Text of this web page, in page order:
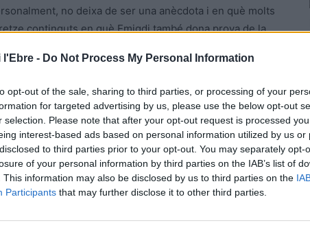
l'Ebre - Do Not Process My Personal Information
opt-out of the sale, sharing to third parties, or processing of your
for targeted advertising by us, please use the below opt-out
selection. Please note that after your opt-out request is processed
interest-based ads based on personal information utilized by us or
to third parties prior to your opt-out. You may separately opt-
of your personal information by third parties on the IAB’s list of
This information may also be disclosed by us to third parties on the
Participants that may further disclose it to other third parties.
no deixa de ser una anècdota i en què molts
continguts en què Emigdi també dona prova de la
aportacions literàries en què es nota l’amor
figures: Joan Perucho, Olga Xirinacs, Jacint
Pablo Neruda; Rabindranath Tagore, Winston
americans de l’anomenada ‘Generació Perduda’.
lectors s’adonaran que és una obra molt personal i
tal com demostra en l’Epístola final, fruit de
resta desitjar que aquest llibre tingui una àmplia
descobreixin la gran figura del poeta tortosí, i